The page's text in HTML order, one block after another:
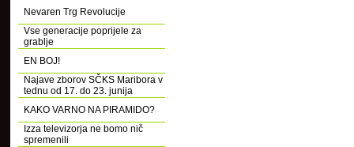
Nevaren Trg Revolucije
Vse generacije poprijele za
grablje
EN BOJ!
Najave zborov SČKS Maribora v
tednu od 17. do 23. junija
KAKO VARNO NA PIRAMIDO?
Izza televizorja ne bomo nič
spremenili